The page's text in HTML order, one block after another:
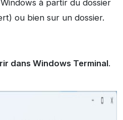
à partir du dossier
ou bien sur un dossier.
dans Windows Terminal.